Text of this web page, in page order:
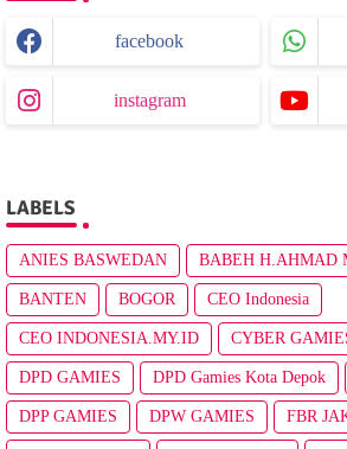
facebook
instagram
LABELS
ANIES BASWEDAN BABEH H.AHMAD
BANTEN BOGOR CEO Indonesia
CEO INDONESIA.MY.ID CYBER
DPD GAMIES DPD Gamies Kota Depok
DPP GAMIES DPW GAMIES FBR